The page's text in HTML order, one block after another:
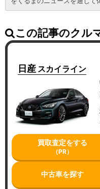
この記事のクル
日産 スカイライン
買取査定をする
（PR）
中古車を探す